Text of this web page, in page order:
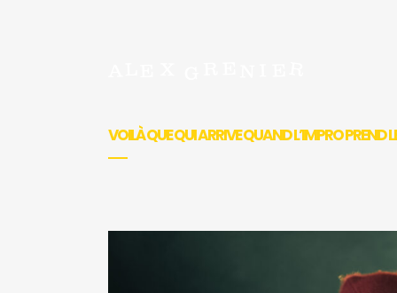
VOILÀ QUE QUI ARRIVE QUAND L’IMPRO PREND